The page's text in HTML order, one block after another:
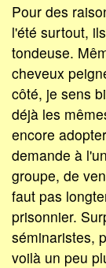
Pour des
l'été surtout,
tondeuse.
cheveux
côté, je sens
déjà les
encore
demande à
groupe, de
faut pas
prisonnier.
séminaristes,
voilà un peu